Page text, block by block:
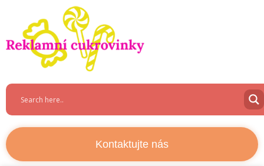
Kontaktujte nás